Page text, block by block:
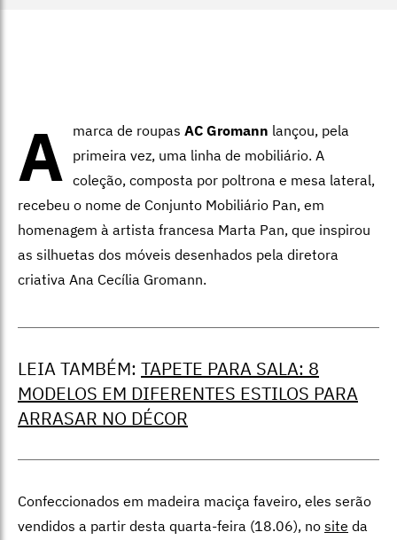
A marca de roupas AC Gromann lançou, pela
primeira vez, uma linha de mobiliário. A
coleção, composta por poltrona e mesa lateral,
recebeu o nome de Conjunto Mobiliário Pan, em
homenagem à artista francesa Marta Pan, que inspirou
as silhuetas dos móveis desenhados pela diretora
criativa Ana Cecília Gromann.
LEIA TAMBÉM: TAPETE PARA SALA: 8
MODELOS EM DIFERENTES ESTILOS PARA
ARRASAR NO DÉCOR
Confeccionados em madeira maciça faveiro, eles serão
vendidos a partir desta quarta-feira (18.06), no site da